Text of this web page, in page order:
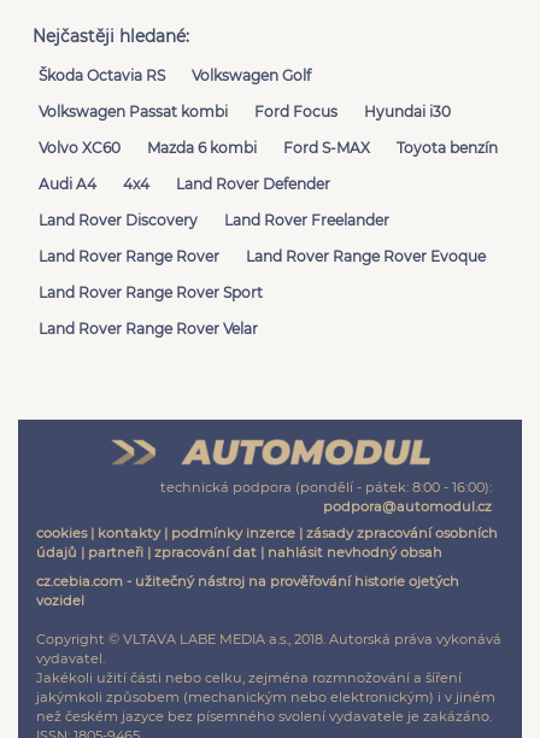
Nejčastěji hledané:
Škoda Octavia RS
Volkswagen Golf
Volkswagen Passat kombi
Ford Focus
Hyundai i30
Volvo XC60
Mazda 6 kombi Ford S-MAX
Toyota benzín
Audi A4
4x4
Land Rover Defender
Land Rover Discovery
Land Rover Freelander
Land Rover Range Rover
Land Rover Range Rover Evoque
Land Rover Range Rover Sport
Land Rover Range Rover Velar
technická podpora (pondělí - pátek: 8:00 - 16:00):
podpora@automodul.cz
cookies| kontakty| podmínky inzerce | zásady zpracování osobních
údajů | partneři | zpracování dat | nahlásit nevhodný obsah
cz.cebia.com - užitečný nástroj na prověřování historie ojetých
vozidel
Copyright © VLTAVA LABE MEDIA a.s., 2018. Autorská práva vykonává
vydavatel.
Jakékoli užití části nebo celku, zejména rozmnožování a šíření
jakýmkoli způsobem (mechanickým nebo elektronickým) i v jiném
než českém jazyce bez písemného svolení vydavatele je zakázáno.